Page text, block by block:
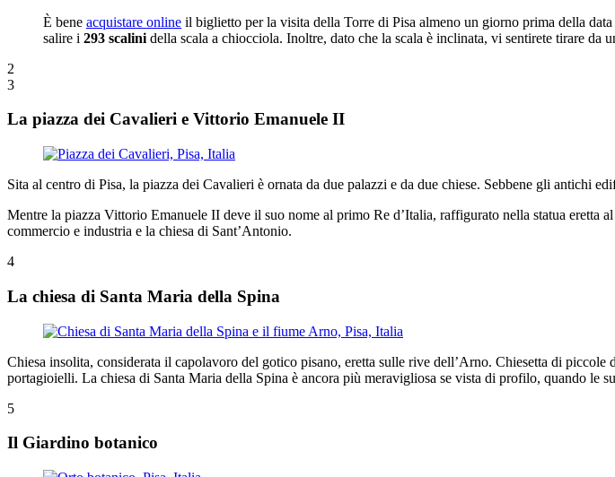
È bene acquistare online il biglietto per la visita della Torre di Pisa almeno un giorno prima della
salire i 293 scalini della scala a chiocciola. Inoltre, dato che la scala è inclinata, vi sentirete tirare da
2
3
La piazza dei Cavalieri e Vittorio Emanuele II
Sita al centro di Pisa, la piazza dei Cavalieri è ornata da due palazzi e da due chiese. Sebbene gli antichi
Mentre la piazza Vittorio Emanuele II deve il suo nome al primo Re d’Italia, raffigurato nella statua eretta
commercio e industria e la chiesa di Sant’Antonio.
4
La chiesa di Santa Maria della Spina
Chiesa insolita, considerata il capolavoro del gotico pisano, eretta sulle rive dell’Arno. Chiesetta di
portagioielli. La chiesa di Santa Maria della Spina è ancora più meravigliosa se vista di profilo, quando le
5
Il Giardino botanico